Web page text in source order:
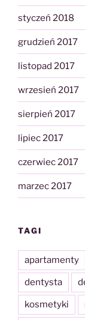
styczeń 2018
grudzień 2017
listopad 2017
wrzesień 2017
sierpień 2017
lipiec 2017
czerwiec 2017
marzec 2017
TAGI
apartamenty
dentysta
kosmetyki